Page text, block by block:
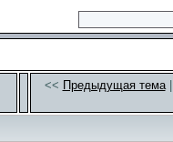
<< Предыдущая тема|